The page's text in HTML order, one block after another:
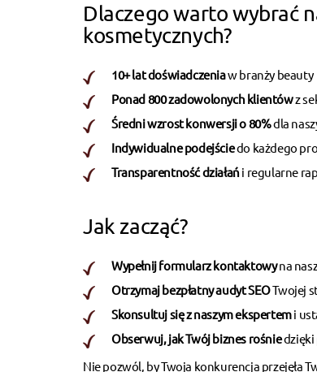
Dlaczego warto wybrać
kosmetycznych?
10+ lat doświadczeniaw branży beauty
Ponad 800 zadowolonych klientówz
Średni wzrost konwersji o 80%dla
Indywidualne podejściedo każdego
Transparentność działańi regularne
Jak zacząć?
Wypełnij formularz kontaktowyna
Otrzymaj bezpłatny audyt SEOTwojej
Skonsultuj się z naszym ekspertemi
Obserwuj, jak Twój biznes rośniedzięki
Nie pozwól, by Twoja konkurencja przejęła